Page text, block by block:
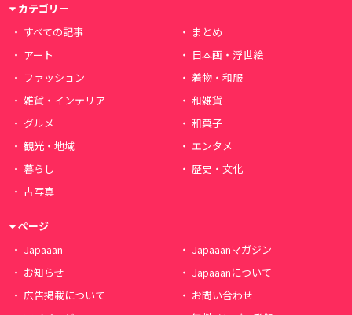
カテゴリー
すべての記事
まとめ
アート
日本画・浮世絵
ファッション
着物・和服
雑貨・インテリア
和雑貨
グルメ
和菓子
観光・地域
エンタメ
暮らし
歴史・文化
古写真
ページ
Japaaan
Japaaanマガジン
お知らせ
Japaaanについて
広告掲載について
お問い合わせ